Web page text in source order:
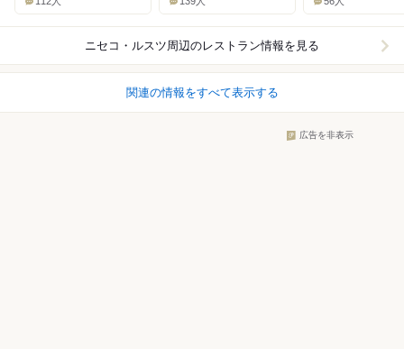
ニセコ・ルスツ周辺のレストラン情報を見る
関連の情報をすべて表示する
広告を非表示